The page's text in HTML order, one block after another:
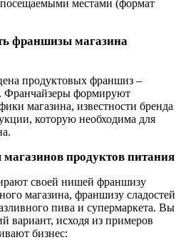
местами (формат
франшизы магазина
продуктовых франшиз –
Франчайзеры формируют
магазина, известности бренда
которую необходима для
продуктов питания
своей нишей франшизу
магазина, франшизу сладостей
пива и супермаркета. Вы
вариант, исходя из примеров
бизнес: